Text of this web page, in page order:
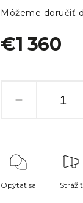
€1 360
Môžeme doručiť
Opýtať sa Strážiť